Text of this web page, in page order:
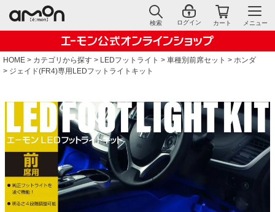
検索 ログイン カート メニュー
HOME カテゴリから探す LEDフットライト 車種別前席セット
ホンダ
ジェイド(FR4)専用LEDフットライトキット